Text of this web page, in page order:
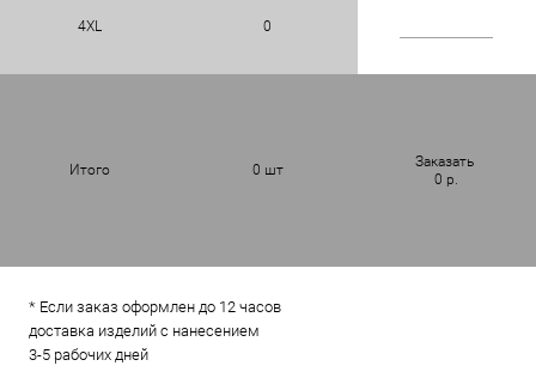
4XL 0
Итого 0 шт
Заказать
0 р.
* Если заказ оформлен до 12 часов
доставка изделий с нанесением
3-5 рабочих дней